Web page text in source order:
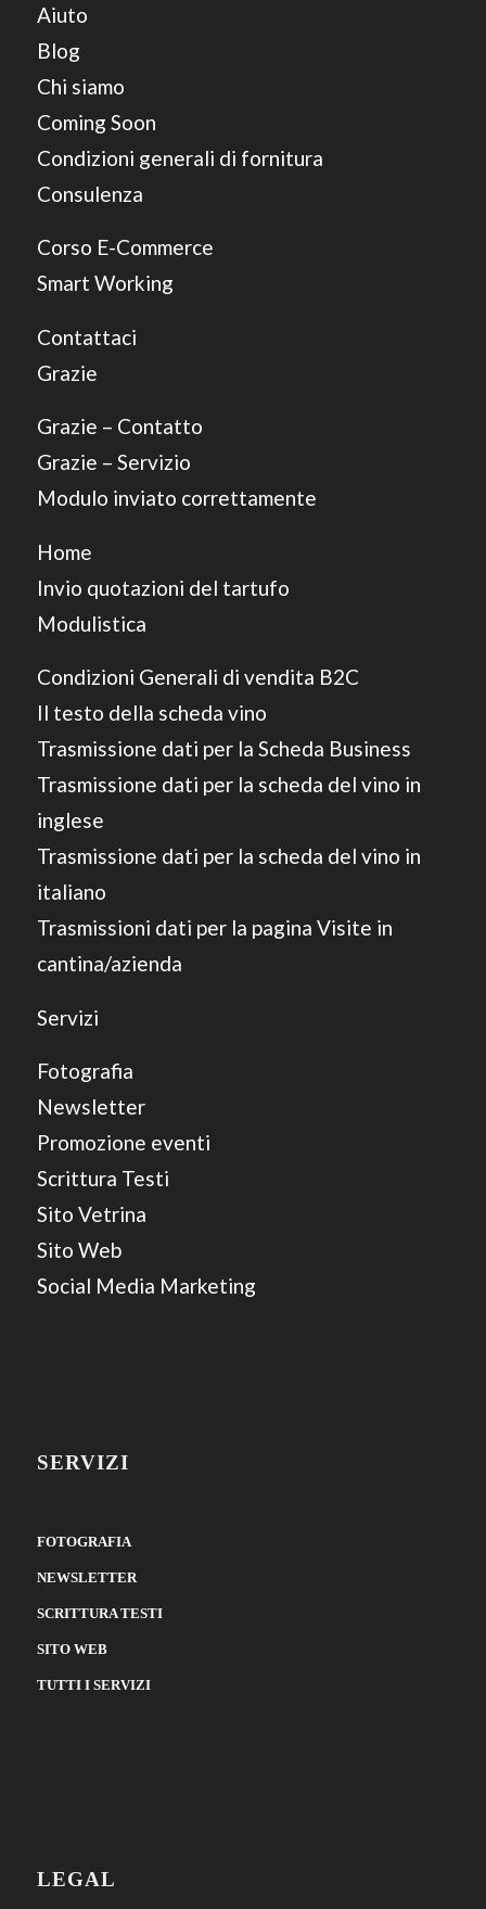
Aiuto
Blog
Chi siamo
Coming Soon
Condizioni generali di fornitura
Consulenza
Corso E-Commerce
Smart Working
Contattaci
Grazie
Grazie – Contatto
Grazie – Servizio
Modulo inviato correttamente
Home
Invio quotazioni del tartufo
Modulistica
Condizioni Generali di vendita B2C
Il testo della scheda vino
Trasmissione dati per la Scheda Business
Trasmissione dati per la scheda del vino in
inglese
Trasmissione dati per la scheda del vino in
italiano
Trasmissioni dati per la pagina Visite in
cantina/azienda
Servizi
Fotografia
Newsletter
Promozione eventi
Scrittura Testi
Sito Vetrina
Sito Web
Social Media Marketing
SERVIZI
FOTOGRAFIA
NEWSLETTER
SCRITTURA TESTI
SITO WEB
TUTTI I SERVIZI
LEGAL